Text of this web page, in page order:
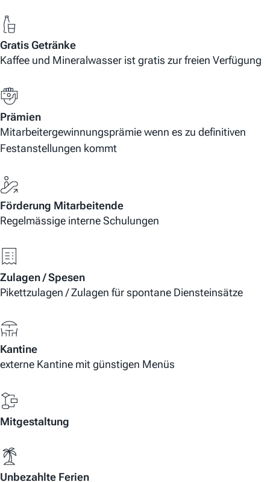
Gratis Getränke
Kaffee und Mineralwasser ist gratis zur freien Verfügung
Prämien
Mitarbeitergewinnungsprämie wenn es zu definitiven
Festanstellungen kommt
Förderung Mitarbeitende
Regelmässige interne Schulungen
Zulagen / Spesen
Pikettzulagen / Zulagen für spontane Diensteinsätze
Kantine
externe Kantine mit günstigen Menüs
Mitgestaltung
Unbezahlte Ferien